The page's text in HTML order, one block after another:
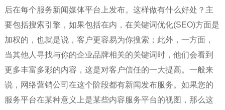
后在每个服务新闻媒体平台上发布。这样做有什么好处？主
要包括搜索引擎，如果包括在内，在关键词优化(SEO)方面是
加权的，也就是说，客户更容易为你搜索；此外，一方面，
当其他人寻找与你的企业品牌相关的关键词时，他们会看到
更多丰富多彩的内容，这是对客户信任的一大提高。一般来
说，网络营销公司在这个阶段都有新闻发布服务。如果您的
服务平台在某种意义上是某些内容服务平台的视图，那么这